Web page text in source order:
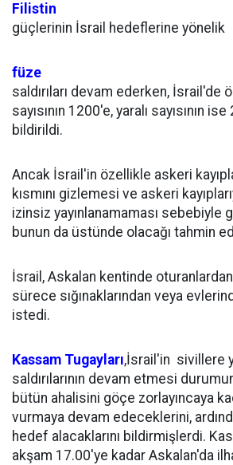
Filistin
güçlerinin İsrail hedeflerine yönelik
füze
saldırıları devam ederken, İsrail'de
sayısının 1200'e, yaralı sayısının ise
bildirildi.
Ancak İsrail'in özellikle askeri
kısmını gizlemesi ve askeri
izinsiz yayınlanamaması sebebiyle
bunun da üstünde olacağı tahmin
İsrail, Askalan kentinde
sürece sığınaklarından veya
istedi.
Kassam Tugayları,İsrail'in sivillere
saldırılarının devam etmesi
bütün ahalisini göçe zorlayıncaya
vurmaya devam edeceklerini,
hedef alacaklarını bildirmişlerdi.
akşam 17.00'ye kadar Askalan'da